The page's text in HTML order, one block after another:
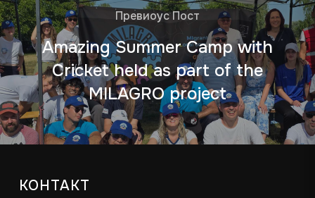
Превиоус Пост
Amazing Summer Camp with
Cricket held as part of the
MILAGRO project
КОНТАКТ